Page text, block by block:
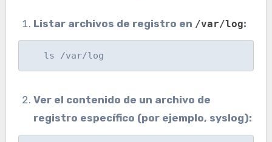
Listar archivos de registro en /var/log:
   ls /var/log
Ver el contenido de un archivo de
registro específico (por ejemplo, syslog):